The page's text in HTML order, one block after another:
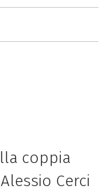
coppia
Cerci